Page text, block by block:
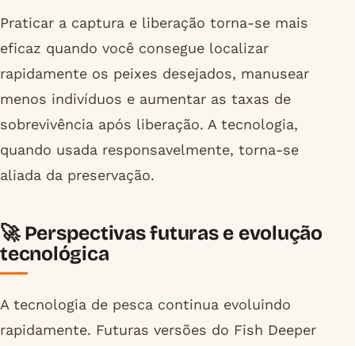
Praticar a captura e liberação torna-se mais
eficaz quando você consegue localizar
rapidamente os peixes desejados, manusear
menos indivíduos e aumentar as taxas de
sobrevivência após liberação. A tecnologia,
quando usada responsavelmente, torna-se
aliada da preservação.
🚀 Perspectivas futuras e evolução
tecnológica
A tecnologia de pesca continua evoluindo
rapidamente. Futuras versões do Fish Deeper